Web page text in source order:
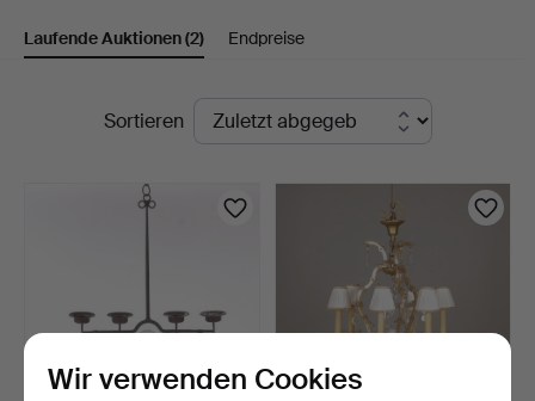
Kenneth
Laufende Auktionen(2) Endpreise
LaufendeSortieren
Wir verwenden Cookies